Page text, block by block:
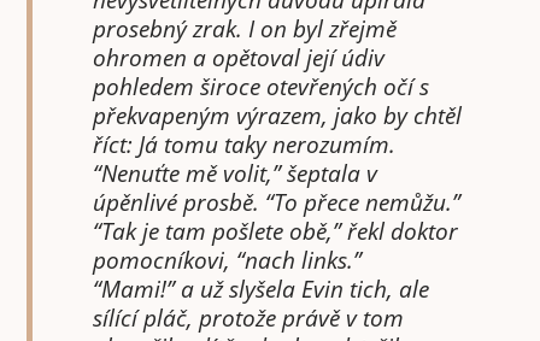
prosebný zrak. I on byl zřejmě
ohromen a opětoval její údiv
pohledem široce otevřených očí s
překvapeným výrazem, jako by chtěl
říct: Já tomu taky nerozumím.
“Nenuťte mě volit,” šeptala v
úpěnlivé prosbě. “To přece nemůžu.”
“Tak je tam pošlete obě,” řekl doktor
pomocníkovi, “nach links.”
“Mami!” a už slyšela Evin tich, ale
sílící pláč, protože právě v tom